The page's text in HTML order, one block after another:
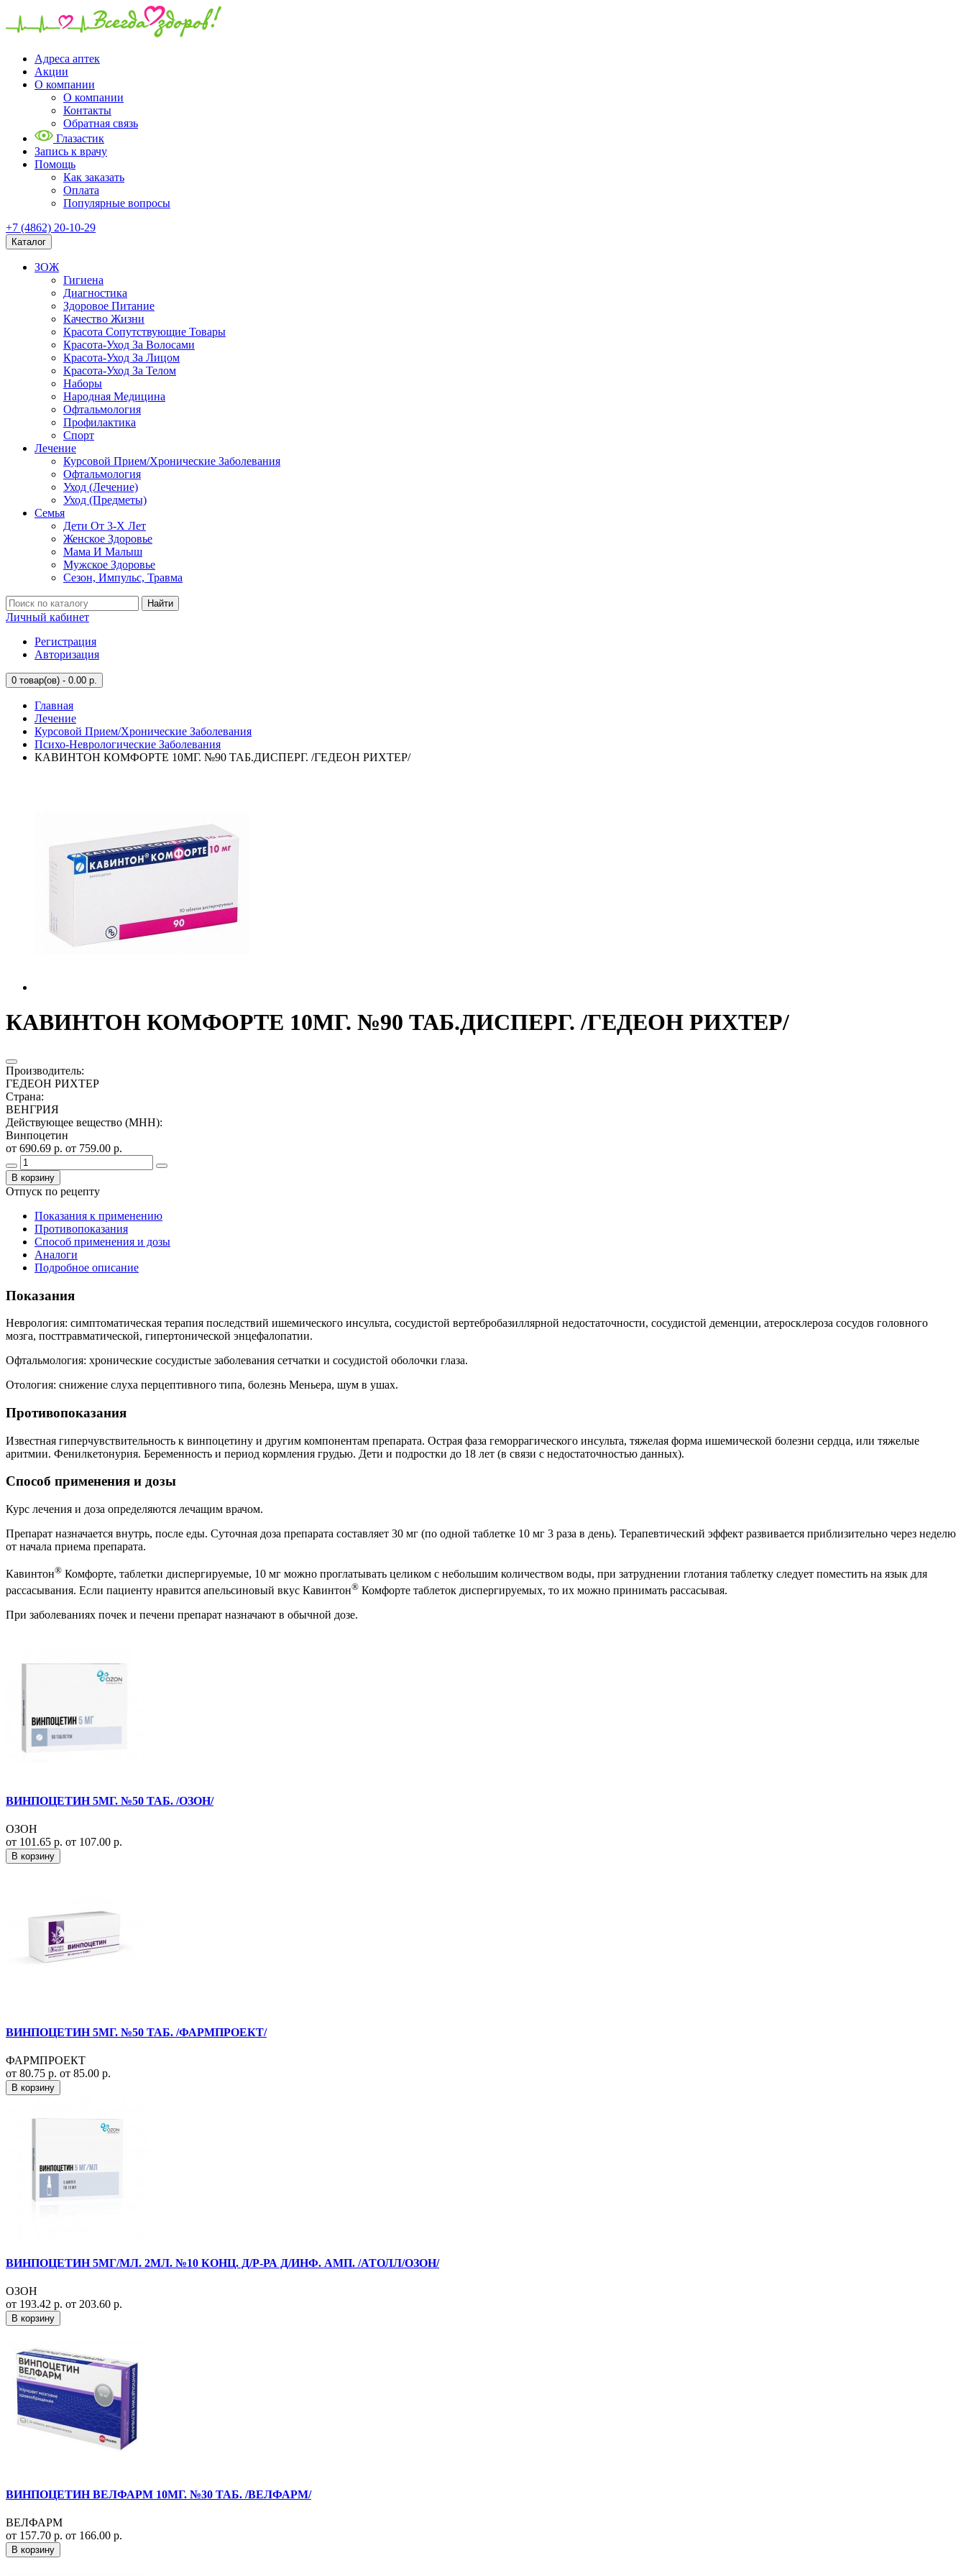
Адреса аптек
Акции
О компании
О компании
Контакты
Обратная связь
Глазастик
Запись к врачу
Помощь
Как заказать
Оплата
Популярные вопросы
+7 (4862) 20-10-29
Каталог
ЗОЖ
Гигиена
Диагностика
Здоровое Питание
Качество Жизни
Красота Сопутствующие Товары
Красота-Уход За Волосами
Красота-Уход За Лицом
Красота-Уход За Телом
Наборы
Народная Медицина
Офтальмология
Профилактика
Спорт
Лечение
Курсовой Прием/Хронические Заболевания
Офтальмология
Уход (Лечение)
Уход (Предметы)
Семья
Дети От 3-Х Лет
Женское Здоровье
Мама И Малыш
Мужское Здоровье
Сезон, Импульс, Травма
Найти
Личный кабинет
Регистрация
Авторизация
0 товар(ов) - 0.00 р.
Главная
Лечение
Курсовой Прием/Хронические Заболевания
Психо-Неврологические Заболевания
КАВИНТОН КОМФОРТЕ 10МГ. №90 ТАБ.ДИСПЕРГ. /ГЕДЕОН РИХТЕР/
КАВИНТОН КОМФОРТЕ 10МГ. №90 ТАБ.ДИСПЕРГ. /ГЕДЕОН РИХТЕР/
Производитель:
ГЕДЕОН РИХТЕР
Страна:
ВЕНГРИЯ
Действующее вещество (МНН):
Винпоцетин
от 690.69 р. от 759.00 р.
В корзину
Отпуск по рецепту
Показания к применению
Противопоказания
Способ применения и дозы
Аналоги
Подробное описание
Показания
Неврология: симптоматическая терапия последствий ишемического инсульта, сосудистой вертебробазиллярной недостаточности, сосудистой деменции, атеросклероза сосудов головного
мозга, посттравматической, гипертонической энцефалопатии.
Офтальмология: хронические сосудистые заболевания сетчатки и сосудистой оболочки глаза.
Отология: снижение слуха перцептивного типа, болезнь Меньера, шум в ушах.
Противопоказания
Известная гиперчувствительность к винпоцетину и другим компонентам препарата. Острая фаза геморрагического инсульта, тяжелая форма ишемической болезни сердца, или тяжелые
аритмии. Фенилкетонурия. Беременность и период кормления грудью. Дети и подростки до 18 лет (в связи с недостаточностью данных).
Способ применения и дозы
Курс лечения и доза определяются лечащим врачом.
Препарат назначается внутрь, после еды. Суточная доза препарата составляет 30 мг (по одной таблетке 10 мг 3 раза в день). Терапевтический эффект развивается приблизительно через неделю
от начала приема препарата.
Кавинтон® Комфорте, таблетки диспергируемые, 10 мг можно проглатывать целиком с небольшим количеством воды, при затруднении глотания таблетку следует поместить на язык для
рассасывания. Если пациенту нравится апельсиновый вкус Кавинтон® Комфорте таблеток диспергируемых, то их можно принимать рассасывая.
При заболеваниях почек и печени препарат назначают в обычной дозе.
ВИНПОЦЕТИН 5МГ. №50 ТАБ. /ОЗОН/
ОЗОН
от 101.65 р. от 107.00 р.
В корзину
ВИНПОЦЕТИН 5МГ. №50 ТАБ. /ФАРМПРОЕКТ/
ФАРМПРОЕКТ
от 80.75 р. от 85.00 р.
В корзину
ВИНПОЦЕТИН 5МГ/МЛ. 2МЛ. №10 КОНЦ. Д/Р-РА Д/ИНФ. АМП. /АТОЛЛ/ОЗОН/
ОЗОН
от 193.42 р. от 203.60 р.
В корзину
ВИНПОЦЕТИН ВЕЛФАРМ 10МГ. №30 ТАБ. /ВЕЛФАРМ/
ВЕЛФАРМ
от 157.70 р. от 166.00 р.
В корзину